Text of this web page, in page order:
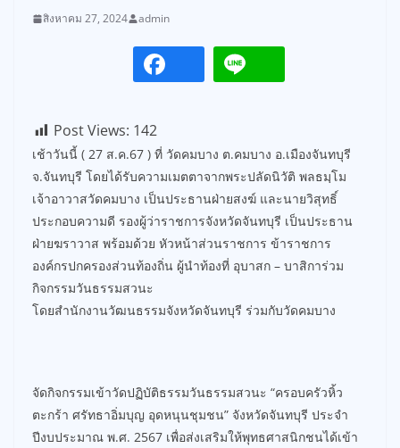
สิงหาคม 27, 2024 admin
Post Views: 142
เช้าวันนี้ ( 27 ส.ค.67 ) ที่ วัดคมบาง ต.คมบาง อ.เมืองจันทบุรี
จ.จันทบุรี โดยได้รับความเมตตาจากพระปลัดนิวัติ พลธมฺโม
เจ้าอาวาสวัดคมบาง เป็นประธานฝ่ายสงฆ์ และนายวิสุทธิ์
ประกอบความดี รองผู้ว่าราชการจังหวัดจันทบุรี เป็นประธาน
ฝ่ายฆราวาส พร้อมด้วย หัวหน้าส่วนราชการ ข้าราชการ
องค์กรปกครองส่วนท้องถิ่น ผู้นำท้องที่ อุบาสก – บาสิการ่วม
กิจกรรมวันธรรมสวนะ
โดยสำนักงานวัฒนธรรมจังหวัดจันทบุรี ร่วมกับวัดคมบาง
จัดกิจกรรมเข้าวัดปฏิบัติธรรมวันธรรมสวนะ “ครอบครัวหิ้ว
ตะกร้า ศรัทธาอิ่มบุญ อุดหนุนชุมชน” จังหวัดจันทบุรี ประจำ
ปีงบประมาณ พ.ศ. 2567 เพื่อส่งเสริมให้พุทธศาสนิกชนได้เข้า